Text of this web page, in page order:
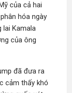
của cả hai
hóa ngày
lai Kamala
của ông
đã đưa ra
cảm thấy khó